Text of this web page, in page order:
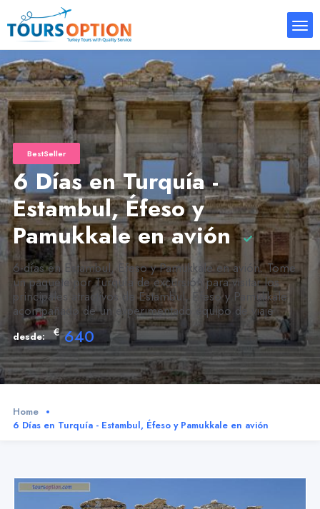
BestSeller
6 Días en Turquía -
Estambul, Éfeso y
Pamukkale en avión
6-días en Estambul, Efeso y Pamukkale en avión. Tome
un paquete por Turquía de excursión para visitar los
principales atractivos de Estambul, Efeso y Pamukkale
acompañado de un experimentado equipo de viaje
desde: € 640
Home
6 Días en Turquía - Estambul, Éfeso y Pamukkale en avión